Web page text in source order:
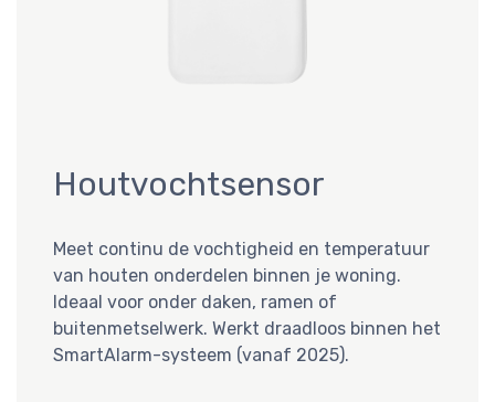
Houtvochtsensor
Meet continu de vochtigheid en temperatuur
van houten onderdelen binnen je woning.
Ideaal voor onder daken, ramen of
buitenmetselwerk. Werkt draadloos binnen het
SmartAlarm-systeem (vanaf 2025).